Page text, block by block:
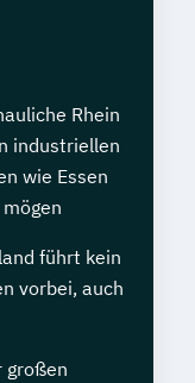
Rhein
industriellen
wie Essen
führt kein
vorbei, auch
großen